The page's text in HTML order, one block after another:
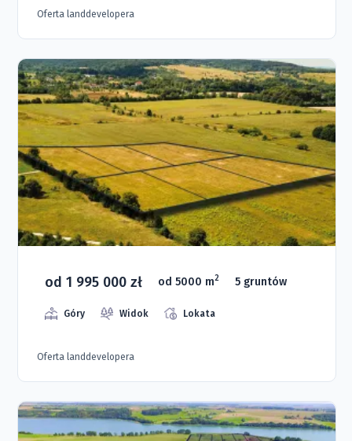
Oferta landdevelopera
od 1 995 000 zł od 5000 m2 5 gruntów
Góry Widok Lokata
Oferta landdevelopera